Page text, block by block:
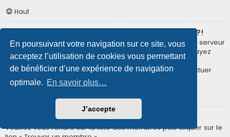
En poursuivant votre navigation sur ce site, vous
acceptez l’utilisation de cookies vous permettant
de bénéficier d’une expérience de navigation
optimale. En savoir plus…
J’accepte
Haut
Pourquoi ma recherche renvoie à une page blanche ?!
Votre recherche a renvoyé trop de résultats pour que le serveur
puisse les afficher. Utilisez la recherche avancée et essayez
d’être plus précis dans les termes employés et dans la
sélection des forums dans lesquels vous souhaitez effectuer
une recherche.
Comment puis-je rechercher des membres ?
Veuillez vous rendre sur la liste des membres puis cliquer sur le